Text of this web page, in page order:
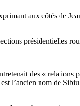
aux côtés de
présidentielles
des «
l’ancien nom de